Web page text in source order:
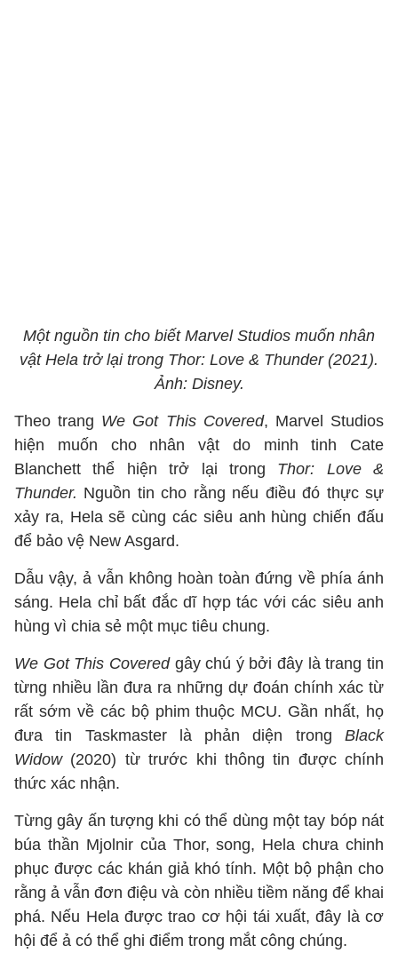
Một nguồn tin cho biết Marvel Studios muốn nhân
vật Hela trở lại trong Thor: Love & Thunder (2021).
Ảnh: Disney.
Theo trang We Got This Covered, Marvel Studios
hiện muốn cho nhân vật do minh tinh Cate
Blanchett thể hiện trở lại trong Thor: Love &
Thunder. Nguồn tin cho rằng nếu điều đó thực sự
xảy ra, Hela sẽ cùng các siêu anh hùng chiến đấu
để bảo vệ New Asgard.
Dẫu vậy, ả vẫn không hoàn toàn đứng về phía ánh
sáng. Hela chỉ bất đắc dĩ hợp tác với các siêu anh
hùng vì chia sẻ một mục tiêu chung.
We Got This Covered gây chú ý bởi đây là trang tin
từng nhiều lần đưa ra những dự đoán chính xác từ
rất sớm về các bộ phim thuộc MCU. Gần nhất, họ
đưa tin Taskmaster là phản diện trong Black
Widow (2020) từ trước khi thông tin được chính
thức xác nhận.
Từng gây ấn tượng khi có thể dùng một tay bóp nát
búa thần Mjolnir của Thor, song, Hela chưa chinh
phục được các khán giả khó tính. Một bộ phận cho
rằng ả vẫn đơn điệu và còn nhiều tiềm năng để khai
phá. Nếu Hela được trao cơ hội tái xuất, đây là cơ
hội để ả có thể ghi điểm trong mắt công chúng.